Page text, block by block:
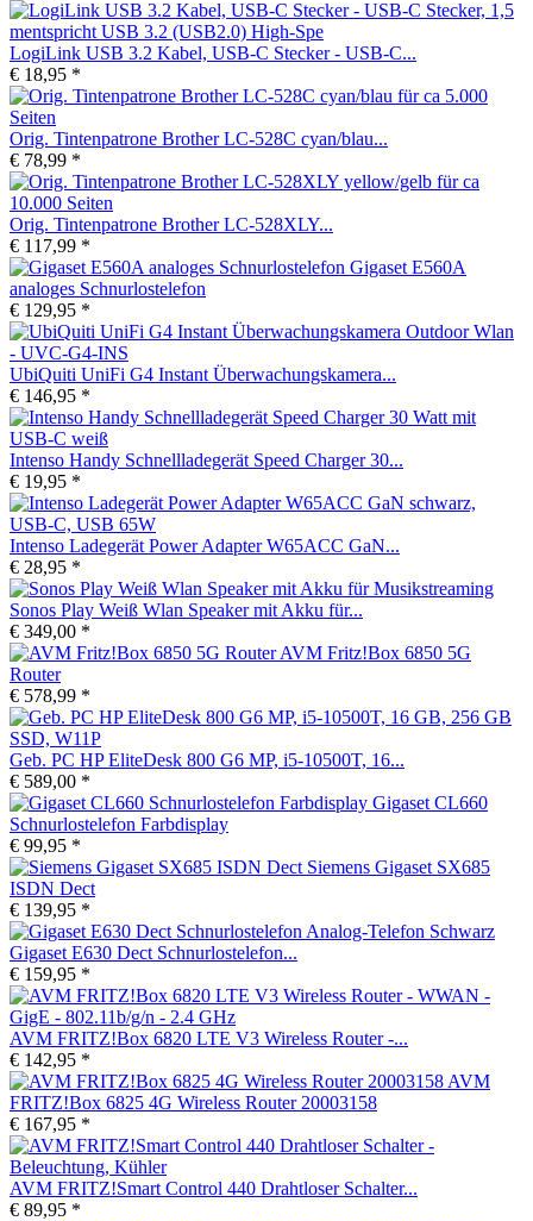
LogiLink USB 3.2 Kabel, USB-C Stecker - USB-C...
€ 18,95 *
Orig. Tintenpatrone Brother LC-528C cyan/blau...
€ 78,99 *
Orig. Tintenpatrone Brother LC-528XLY...
€ 117,99 *
Gigaset E560A
analoges Schnurlostelefon
€ 129,95 *
UbiQuiti UniFi G4 Instant Überwachungskamera...
€ 146,95 *
Intenso Handy Schnellladegerät Speed Charger 30...
€ 19,95 *
Intenso Ladegerät Power Adapter W65ACC GaN...
€ 28,95 *
Sonos Play Weiß Wlan Speaker mit Akku für...
€ 349,00 *
AVM Fritz!Box 6850 5G
Router
€ 578,99 *
Geb. PC HP EliteDesk 800 G6 MP, i5-10500T, 16...
€ 589,00 *
Gigaset CL660
Schnurlostelefon Farbdisplay
€ 99,95 *
Siemens Gigaset SX685
ISDN Dect
€ 139,95 *
Gigaset E630 Dect Schnurlostelefon...
€ 159,95 *
AVM FRITZ!Box 6820 LTE V3 Wireless Router -...
€ 142,95 *
AVM
FRITZ!Box 6825 4G Wireless Router 20003158
€ 167,95 *
AVM FRITZ!Smart Control 440 Drahtloser Schalter...
€ 89,95 *